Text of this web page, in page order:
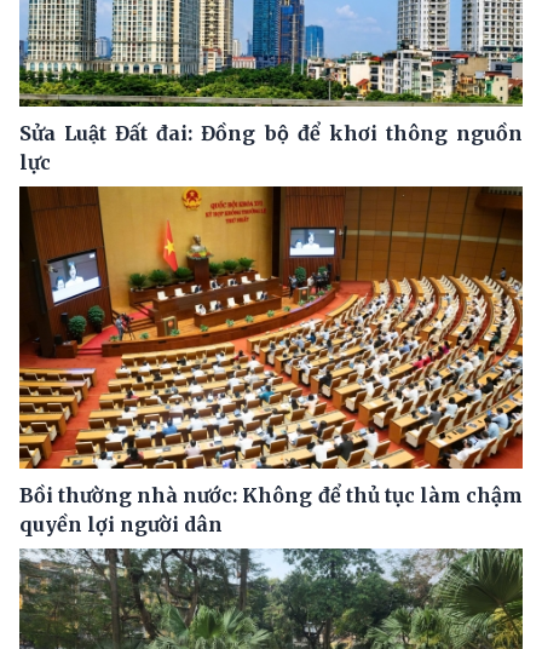
Sửa Luật Đất đai: Đồng bộ để khơi thông nguồn
lực
Bồi thường nhà nước: Không để thủ tục làm chậm
quyền lợi người dân